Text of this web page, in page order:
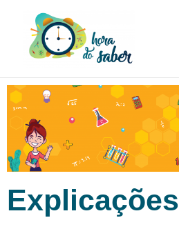
Hora do Saber
Explicações